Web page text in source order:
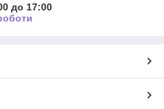
до 17:00